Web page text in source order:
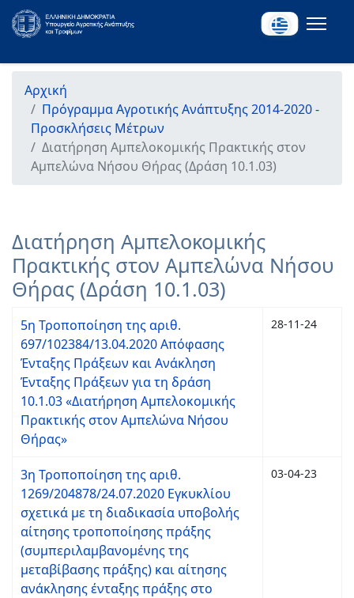
Αρχική
Πρόγραμμα Αγροτικής Ανάπτυξης 2014-2020 -
Προσκλήσεις Μέτρων
Διατήρηση Αμπελοκομικής Πρακτικής στον
Αμπελώνα Νήσου Θήρας (Δράση 10.1.03)
Διατήρηση Αμπελοκομικής
Πρακτικής στον Αμπελώνα Νήσου
Θήρας (Δράση 10.1.03)
5η Τροποποίηση της αριθ.
697/102384/13.04.2020 Απόφασης
Ένταξης Πράξεων και Ανάκληση
Ένταξης Πράξεων για τη δράση
10.1.03 «Διατήρηση Αμπελοκομικής
Πρακτικής στον Αμπελώνα Νήσου
Θήρας»
28-11-24
3η Τροποποίηση της αριθ.
1269/204878/24.07.2020 Εγκυκλίου
σχετικά με τη διαδικασία υποβολής
αίτησης τροποποίησης πράξης
(συμπεριλαμβανομένης της
μεταβίβασης πράξης) και αίτησης
ανάκλησης ένταξης πράξης στο
03-04-23